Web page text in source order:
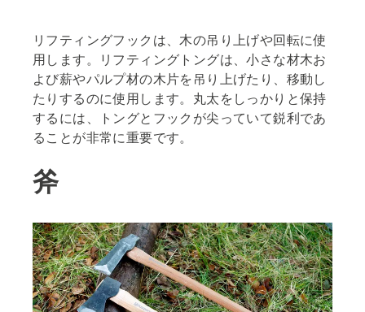
リフティングフックは、木の吊り上げや回転に使
用します。リフティングトングは、小さな材木お
よび薪やパルプ材の木片を吊り上げたり、移動し
たりするのに使用します。丸太をしっかりと保持
するには、トングとフックが尖っていて鋭利であ
ることが非常に重要です。
斧